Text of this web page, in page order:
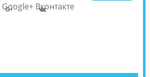
Google+ Вконтакте